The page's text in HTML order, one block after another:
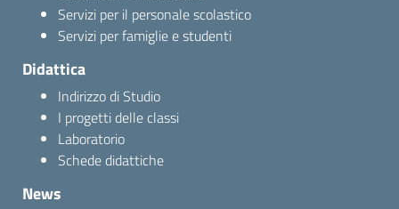
Servizi per il personale scolastico
Servizi per famiglie e studenti
Didattica
Indirizzo di Studio
I progetti delle classi
Laboratorio
Schede didattiche
News